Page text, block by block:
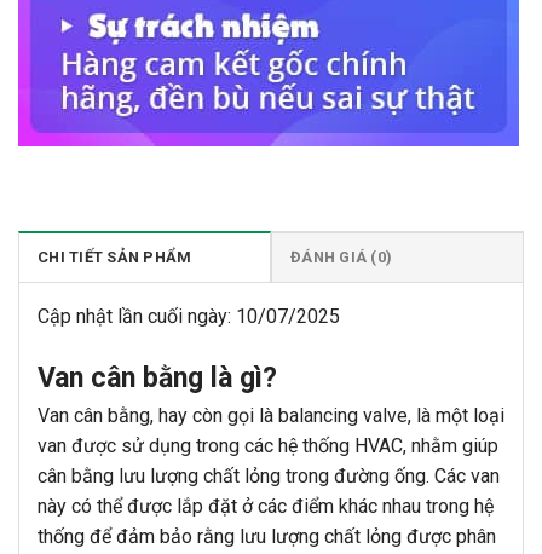
CHI TIẾT SẢN PHẨM ĐÁNH GIÁ (0)
Cập nhật lần cuối ngày: 10/07/2025
Van cân bằng là gì?
Van cân bằng, hay còn gọi là balancing valve, là một loại
van được sử dụng trong các hệ thống HVAC, nhằm giúp
cân bằng lưu lượng chất lỏng trong đường ống. Các van
này có thể được lắp đặt ở các điểm khác nhau trong hệ
thống để đảm bảo rằng lưu lượng chất lỏng được phân